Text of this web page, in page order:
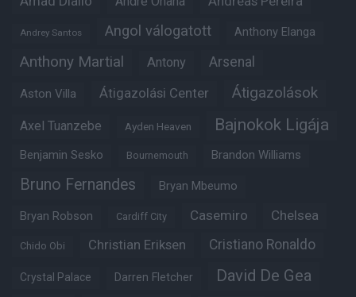
Andrey Santos Angol válogatott Anthony Elanga
Anthony Martial Antony Arsenal
Aston Villa Átigazolási Center Átigazolások
Axel Tuanzebe Ayden Heaven Bajnokok Ligája
Benjamin Sesko Bournemouth Brandon Williams
Bruno Fernandes Bryan Mbeumo
Bryan Robson Cardiff City Casemiro Chelsea
Chido Obi Christian Eriksen Cristiano Ronaldo
Crystal Palace Darren Fletcher David De Gea